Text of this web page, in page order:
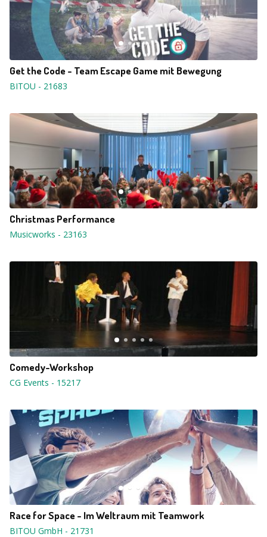
Get the Code - Team Escape Game mit Bewegung
BITOU - 21683
Christmas Performance
Musicworks - 23163
Comedy-Workshop
CG Events - 15217
Race for Space - Im Weltraum mit Teamwork
BITOU GmbH - 21731